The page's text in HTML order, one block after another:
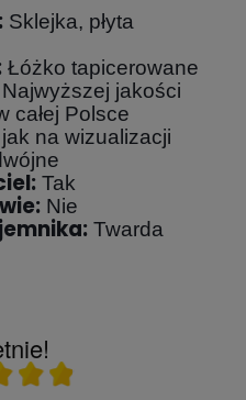
Sklejka, płyta
Łóżko tapicerowane
Najwyższej jakości
całej Polsce
na wizualizacji
Tak
Nie
Twarda
4.9 na 5